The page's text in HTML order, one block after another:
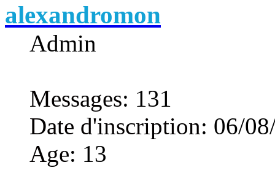
alexandromon
Admin
Messages: 131
Date d'inscription: 06/
Age: 13